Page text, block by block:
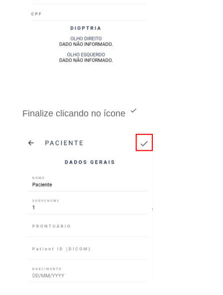
Finalize clicando no ícone